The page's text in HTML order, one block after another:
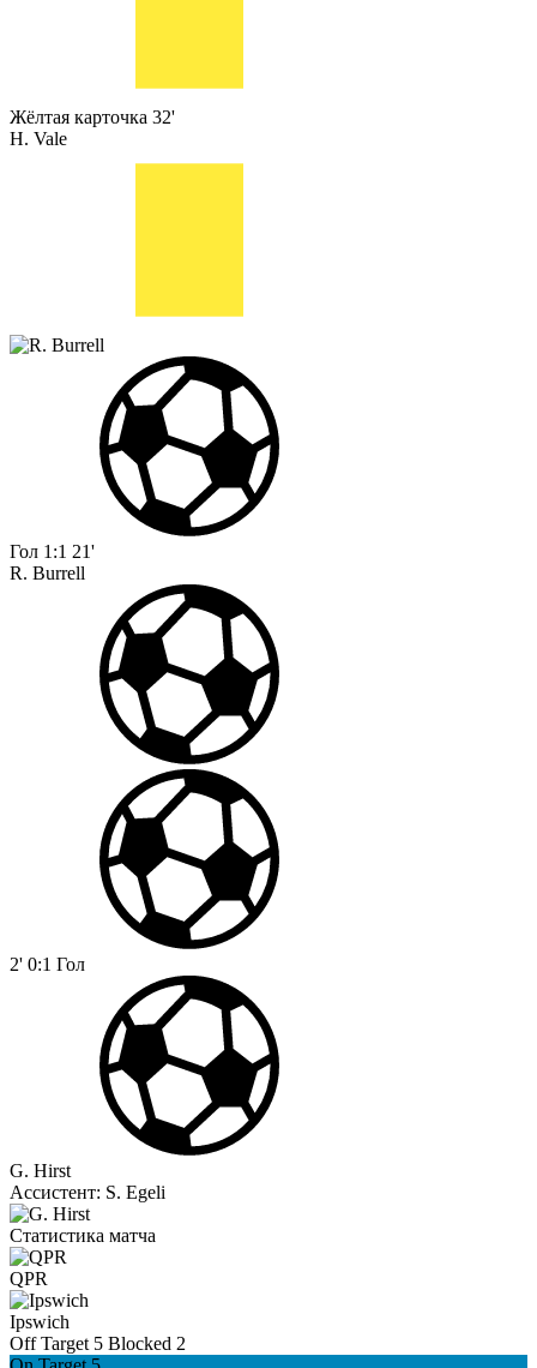
Жёлтая карточка 32'
H. Vale
Гол 1:1 21'
R. Burrell
2' 0:1 Гол
G. Hirst
Ассистент: S. Egeli
Статистика матча
QPR
Ipswich
Off Target 5 Blocked 2